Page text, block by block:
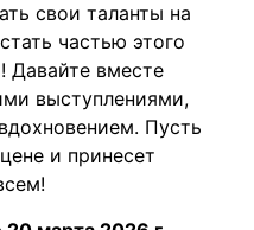
свои таланты на
частью этого
Давайте вместе
выступлениями,
Пусть
и принесет